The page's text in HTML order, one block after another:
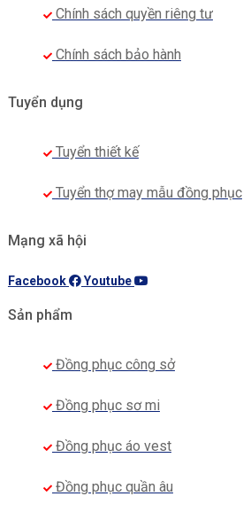
Chính sách quyền riêng tư
Chính sách bảo hành
Tuyển dụng
Tuyển thiết kế
Tuyển thợ may mẫu đồng phục
Mạng xã hội
Facebook Youtube
Sản phẩm
Đồng phục công sở
Đồng phục sơ mi
Đồng phục áo vest
Đồng phục quần âu